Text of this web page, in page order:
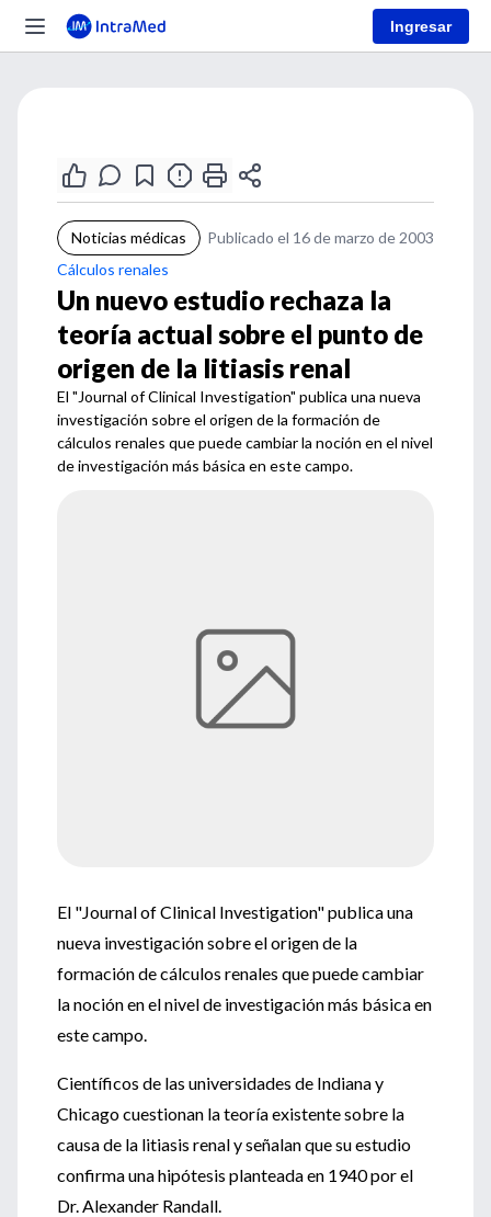
Ingresar
Noticias médicas
Publicado el 16 de marzo de 2003
Cálculos renales
Un nuevo estudio rechaza la
teoría actual sobre el punto de
origen de la litiasis renal
El "Journal of Clinical Investigation" publica una nueva
investigación sobre el origen de la formación de
cálculos renales que puede cambiar la noción en el nivel
de investigación más básica en este campo.
El "Journal of Clinical Investigation" publica una
nueva investigación sobre el origen de la
formación de cálculos renales que puede cambiar
la noción en el nivel de investigación más básica en
este campo.
Científicos de las universidades de Indiana y
Chicago cuestionan la teoría existente sobre la
causa de la litiasis renal y señalan que su estudio
confirma una hipótesis planteada en 1940 por el
Dr. Alexander Randall.